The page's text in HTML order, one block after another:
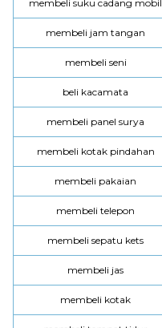
membeli suku cadang mobil
membeli jam tangan
membeli seni
beli kacamata
membeli panel surya
membeli kotak pindahan
membeli pakaian
membeli telepon
membeli sepatu kets
membeli jas
membeli kotak